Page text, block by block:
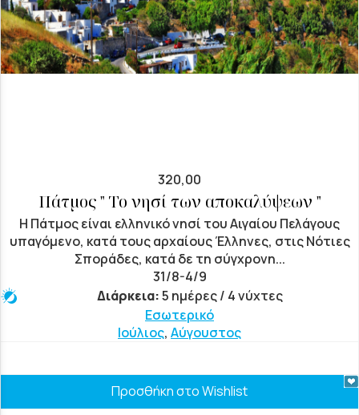
320,00
Πάτμος " Το νησί των αποκαλύψεων "
Η Πάτμος είναι ελληνικό νησί του Αιγαίου Πελάγους
υπαγόμενο, κατά τους αρχαίους Έλληνες, στις Νότιες
Σποράδες, κατά δε τη σύγχρονη...
31/8-4/9
Διάρκεια:5 ημέρες / 4 νύχτες
Εσωτερικό
Ιούλιος, Αύγουστος
Προσθήκη στο Wishlist